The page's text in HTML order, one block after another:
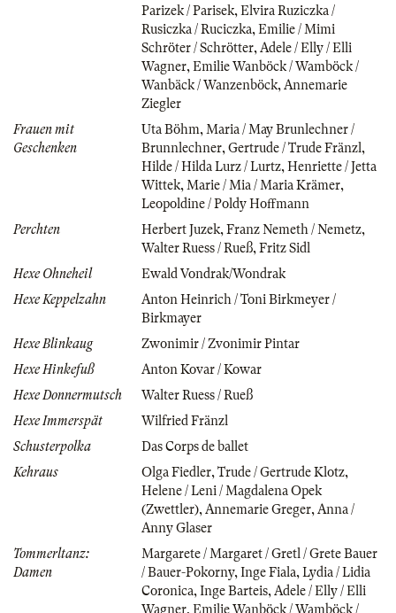
Parizek / Parisek, Elvira Ruziczka /
Rusiczka / Ruciczka, Emilie / Mimi
Schröter / Schrötter, Adele / Elly / Elli
Wagner, Emilie Wanböck / Wamböck /
Wanbäck / Wanzenböck, Annemarie
Ziegler
Frauen mit
Geschenken
Uta Böhm, Maria / May Brunlechner /
Brunnlechner, Gertrude / Trude Fränzl ,
Hilde / Hilda Lurz / Lurtz, Henriette / Jetta
Wittek, Marie / Mia / Maria Krämer,
Leopoldine / Poldy Hoffmann
Perchten
Herbert Juzek, Franz Nemeth / Nemetz,
Walter Ruess / Rueß, Fritz Sidl
Hexe Ohneheil
Ewald Vondrak/Wondrak
Hexe Keppelzahn
Anton Heinrich / Toni Birkmeyer /
Birkmayer
Hexe Blinkaug
Zwonimir / Zvonimir Pintar
Hexe Hinkefuß
Anton Kovar / Kowar
Hexe Donnermutsch
Walter Ruess / Rueß
Hexe Immerspät
Wilfried Fränzl
Schusterpolka
Das Corps de ballet
Kehraus
Olga Fiedler, Trude / Gertrude Klotz,
Helene / Leni / Magdalena Opek
(Zwettler), Annemarie Greger, Anna /
Anny Glaser
Tommerltanz:
Damen
Margarete / Margaret / Gretl / Grete Bauer
/ Bauer-Pokorny, Inge Fiala, Lydia / Lidia
Coronica, Inge Barteis, Adele / Elly / Elli
Wagner, Emilie Wanböck / Wamböck /